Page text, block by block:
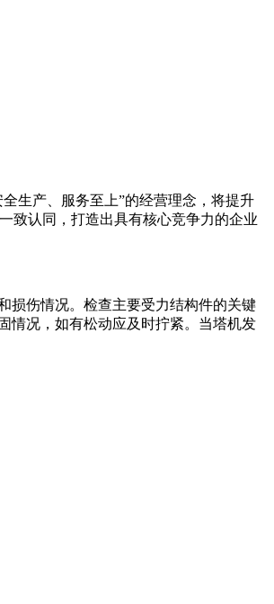
生产、服务至上”的经营理念，将提升
致认同，打造出具有核心竞争力的企业
损伤情况。检查主要受力结构件的关键
情况，如有松动应及时拧紧。当塔机发